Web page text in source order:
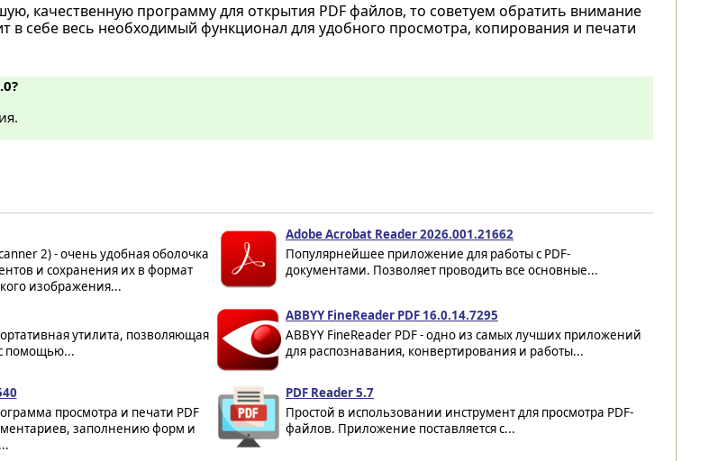
качественную программу для открытия PDF файлов, то советуем обратить внимание
в себе весь необходимый функционал для удобного просмотра, копирования и печати
2) - очень удобная оболочка
и сохранения их в формат
изображения...
Adobe Acrobat Reader 2026.001.21662
Популярнейшее приложение для работы с PDF-
документами. Позволяет проводить все основные...
утилита, позволяющая
помощью...
ABBYY FineReader PDF 16.0.14.7295
ABBYY FineReader PDF - одно из самых лучших приложений
для распознавания, конвертирования и работы...
просмотра и печати PDF
заполнению форм и
PDF Reader 5.7
Простой в использовании инструмент для просмотра PDF-
файлов. Приложение поставляется с...